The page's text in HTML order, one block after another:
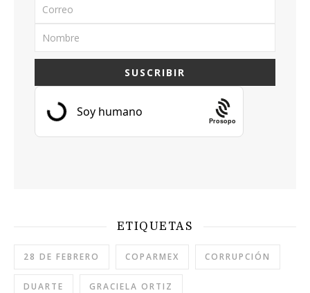
Prosopo
ETIQUETAS
28 DE FEBRERO COPARMEX CORRUPCIÓN
DUARTE GRACIELA ORTIZ